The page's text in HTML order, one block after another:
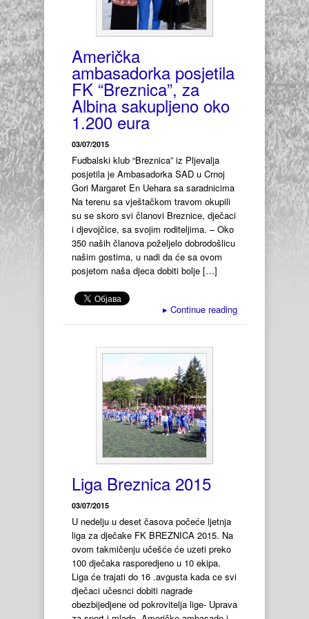
Američka
ambasadorka posjetila
FK “Breznica”, za
Albina sakupljeno oko
1.200 eura
03/07/2015
Fudbalski klub “Breznica” iz Pljevalja
posjetila je Ambasadorka SAD u Crnoj
Gori Margaret En Uehara sa saradnicima
Na terenu sa vještačkom travom okupili
su se skoro svi članovi Breznice, dječaci
i djevojčice, sa svojim roditeljima. – Oko
350 naših članova poželjelo dobrodošlicu
našim gostima, u nadi da će sa ovom
posjetom naša djeca dobiti bolje […]
▸ Continue reading
Liga Breznica 2015
03/07/2015
U nedelju u deset časova počeće ljetnja
liga za dječake FK BREZNICA 2015. Na
ovom takmičenju učešće će uzeti preko
100 dječaka rasporedjeno u 10 ekipa.
Liga će trajati do 16 .avgusta kada ce svi
dječaci učesnci dobiti nagrade
obezbijedjene od pokrovitelja lige- Uprava